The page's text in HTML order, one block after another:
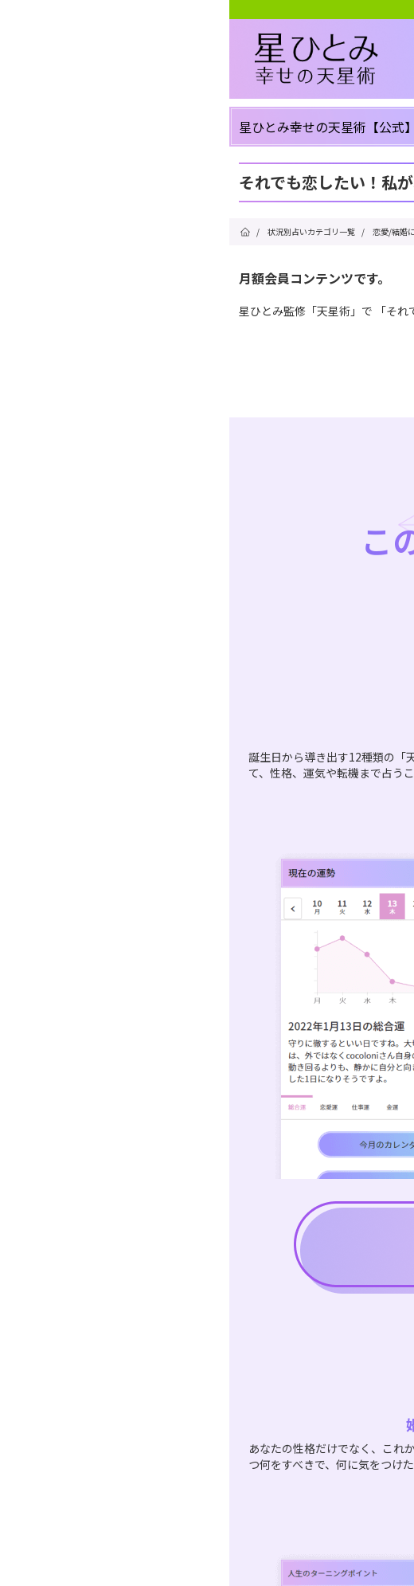
星ひとみ幸せの天星術【公式
それでも恋したい！私
/ 状況別占いカテゴリ一覧 / 恋愛/結婚
月額会員コンテンツです。
星ひとみ監修「天星術」で 「それ
こ
誕生日から導き出す12種類の「
て、性格、運気や転機まで占う
あなたの性格だけでなく、これ
つ何をすべきで、何に気をつけ